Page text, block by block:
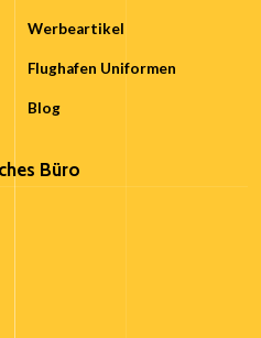
Werbeartikel
Flughafen Uniformen
Blog
Büro